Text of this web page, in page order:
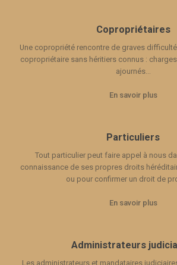
Copropriétaires
Une copropriété rencontre de graves
copropriétaire sans héritiers connus :
ajournés...
En savoir plus
Particuliers
Tout particulier peut faire appel à nous
connaissance de ses propres droits
ou pour confirmer un droit de
En savoir plus
Administrateurs
Les administrateurs et mandataires